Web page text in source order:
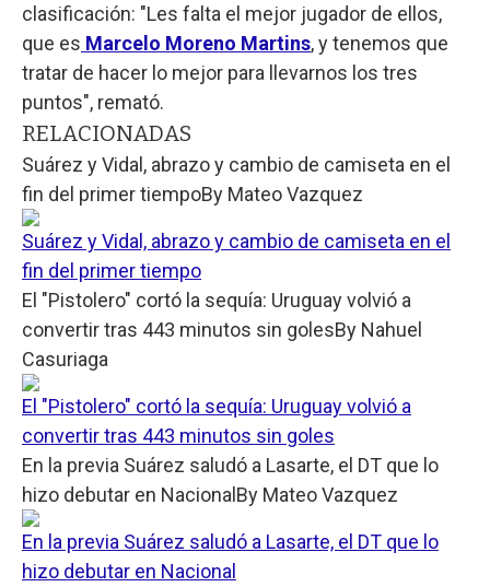
clasificación: "Les falta el mejor jugador de ellos,
que es Marcelo Moreno Martins, y tenemos que
tratar de hacer lo mejor para llevarnos los tres
puntos", remató.
RELACIONADAS
Suárez y Vidal, abrazo y cambio de camiseta en el
fin del primer tiempoBy Mateo Vazquez
Suárez y Vidal, abrazo y cambio de camiseta en el
fin del primer tiempo
El "Pistolero" cortó la sequía: Uruguay volvió a
convertir tras 443 minutos sin golesBy Nahuel
Casuriaga
El "Pistolero" cortó la sequía: Uruguay volvió a
convertir tras 443 minutos sin goles
En la previa Suárez saludó a Lasarte, el DT que lo
hizo debutar en Nacional By Mateo Vazquez
En la previa Suárez saludó a Lasarte, el DT que lo
hizo debutar en Nacional